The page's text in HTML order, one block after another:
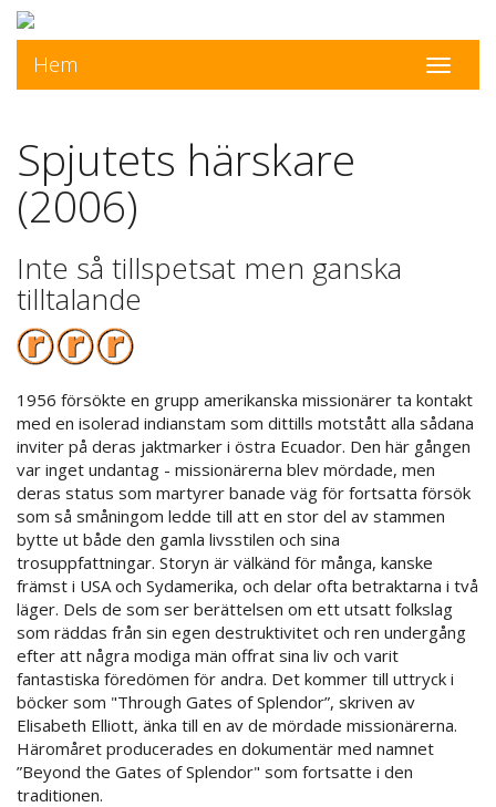
Toggle
Hem
Spjutets härskare
(2006)
Inte så tillspetsat men ganska
tilltalande
1956 försökte en grupp amerikanska missionärer ta kontakt
med en isolerad indianstam som dittills motstått alla sådana
inviter på deras jaktmarker i östra Ecuador. Den här gången
var inget undantag - missionärerna blev mördade, men
deras status som martyrer banade väg för fortsatta försök
som så småningom ledde till att en stor del av stammen
bytte ut både den gamla livsstilen och sina
trosuppfattningar. Storyn är välkänd för många, kanske
främst i USA och Sydamerika, och delar ofta betraktarna i två
läger. Dels de som ser berättelsen om ett utsatt folkslag
som räddas från sin egen destruktivitet och ren undergång
efter att några modiga män offrat sina liv och varit
fantastiska föredömen för andra. Det kommer till uttryck i
böcker som "Through Gates of Splendor”, skriven av
Elisabeth Elliott, änka till en av de mördade missionärerna.
Häromåret producerades en dokumentär med namnet
”Beyond the Gates of Splendor" som fortsatte i den
traditionen.